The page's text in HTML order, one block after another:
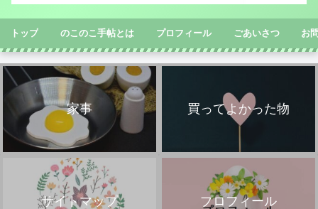
トップ のこのこ手帖とは プロフィール ごあいさつ お
家事 買ってよかった物
サイトマップ プロフィール